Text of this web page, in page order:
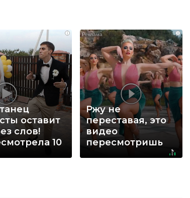
i
оставит
слов!
10
i
Ржу не
переставая, это
видео
пересмотришь